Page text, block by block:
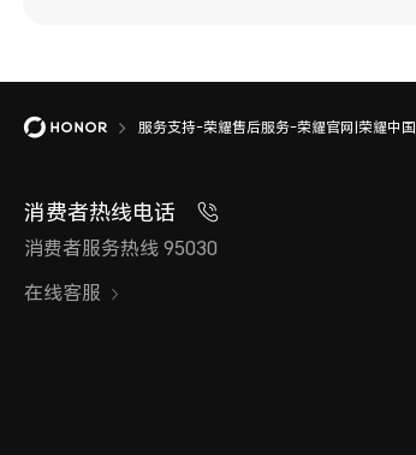
服务支持-荣耀售后服务-荣耀官网|荣耀中国
消费者热线电话
消费者服务热线 95030
在线客服